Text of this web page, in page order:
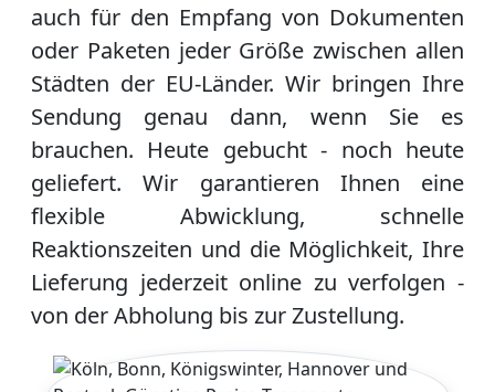
auch für den Empfang von Dokumenten
oder Paketen jeder Größe zwischen allen
Städten der EU-Länder. Wir bringen Ihre
Sendung genau dann, wenn Sie es
brauchen. Heute gebucht - noch heute
geliefert. Wir garantieren Ihnen eine
flexible Abwicklung, schnelle
Reaktionszeiten und die Möglichkeit, Ihre
Lieferung jederzeit online zu verfolgen -
von der Abholung bis zur Zustellung.